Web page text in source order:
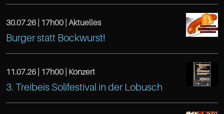
Hamburg
DE
Hamburg
Hamburg
DE
Treibeis
Altona
Gaußstr.
25
Hamburg
30.07.26 | 17h00 | Aktuelles
Burger statt Bockwurst!
https://www.facebook.com/
Café
Treibeis
Altona
11.07.26 | 17h00 | Konzert
3. Treibeis Solifestival in der Lobusch
https://www.facebook.com/
Café